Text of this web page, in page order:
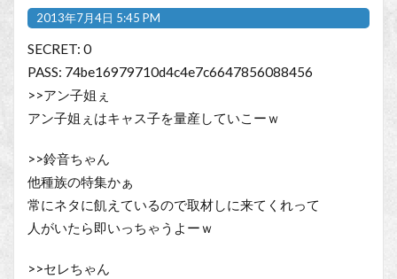
2013年7月4日 5:45 PM
SECRET: 0
PASS: 74be16979710d4c4e7c6647856088456
>>アン子姐ぇ
アン子姐ぇはキャス子を量産していこーｗ
>>鈴音ちゃん
他種族の特集かぁ
常にネタに飢えているので取材しに来てくれって
人がいたら即いっちゃうよーｗ
>>セレちゃん